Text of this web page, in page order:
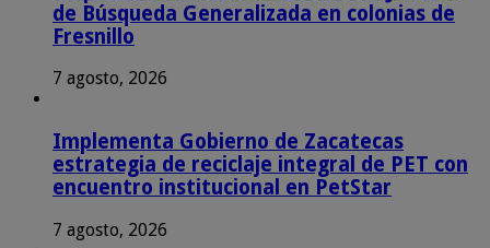
de Búsqueda Generalizada en colonias de
Fresnillo
7 agosto, 2026
Implementa Gobierno de Zacatecas
estrategia de reciclaje integral de PET con
encuentro institucional en PetStar
7 agosto, 2026